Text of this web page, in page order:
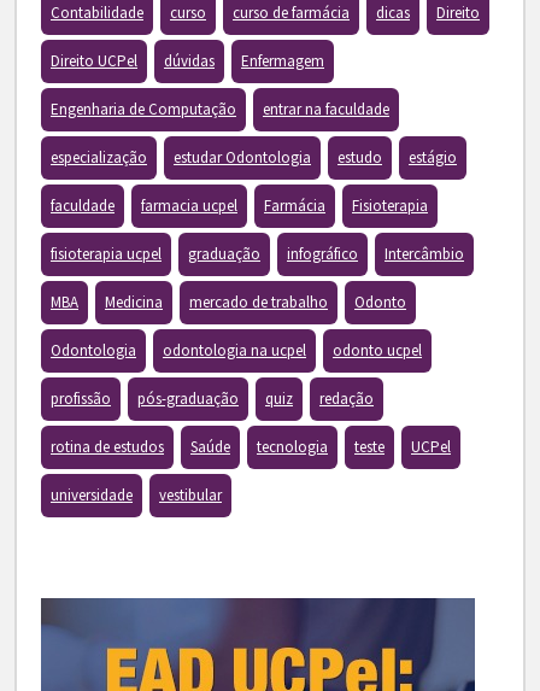
Contabilidade curso curso de farmácia dicas Direito
Direito UCPel dúvidas Enfermagem
Engenharia de Computação entrar na faculdade
especialização estudar Odontologia estudo estágio
faculdade farmacia ucpel Farmácia Fisioterapia
fisioterapia ucpel graduação infográfico Intercâmbio
MBA Medicina mercado de trabalho Odonto
Odontologia odontologia na ucpel odonto ucpel
profissão pós-graduação quiz redação
rotina de estudos Saúde tecnologia teste UCPel
universidade vestibular